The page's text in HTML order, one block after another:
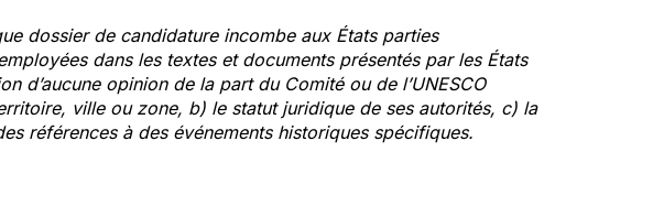
dossier de candidature incombe aux États parties
dans les textes et documents présentés par les États
d’aucune opinion de la part du Comité ou de l’UNESCO
ville ou zone, b) le statut juridique de ses autorités, c) la
références à des événements historiques spécifiques.